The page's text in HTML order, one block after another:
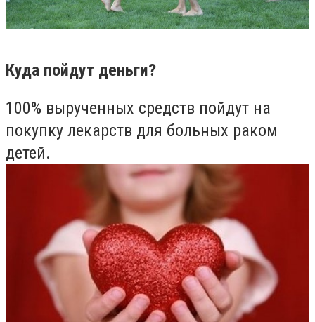
Куда пойдут деньги?
100% вырученных средств пойдут на
покупку лекарств для больных раком
детей.